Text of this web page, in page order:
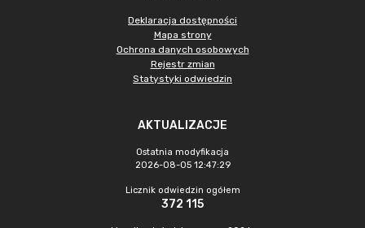
Deklaracja dostępności
Mapa strony
Ochrona danych osobowych
Rejestr zmian
Statystyki odwiedzin
AKTUALIZACJE
Ostatnia modyfikacja
2026-08-05 12:47:29
Licznik odwiedzin ogółem
372 115